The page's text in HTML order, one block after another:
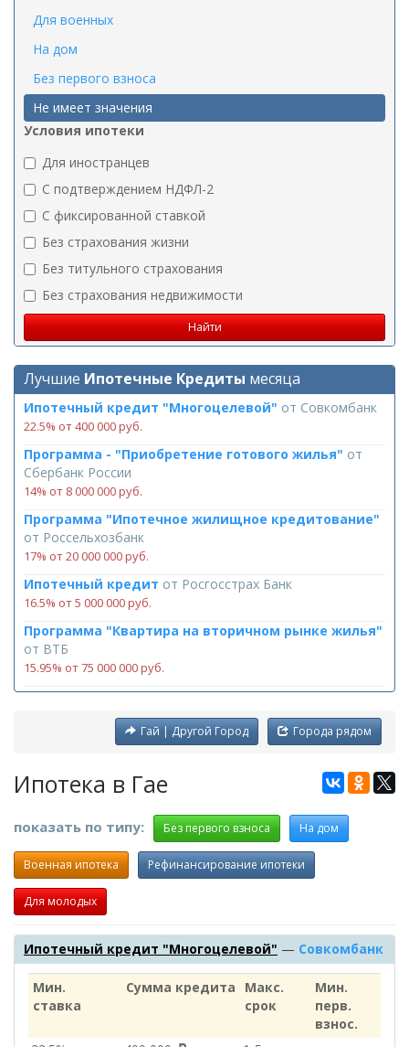
Для военных
На дом
Без первого взноса
Не имеет значения
Условия ипотеки
Для иностранцев
C подтверждением НДФЛ-2
C фиксированной ставкой
Без страхования жизни
Без титульного страхования
Без страхования недвижимости
Лучшие Ипотечные Кредиты месяца
Ипотечный кредит "Многоцелевой" от Совкомбанк
22.5% от 400 000 руб.
Программа - "Приобретение готового жилья" от
Сбербанк России
14% от 8 000 000 руб.
Программа "Ипотечное жилищное кредитование"
от Россельхозбанк
17% от 20 000 000 руб.
Ипотечный кредит от Росгосстрах Банк
16.5% от 5 000 000 руб.
Программа "Квартира на вторичном рынке жилья"
от ВТБ
15.95% от 75 000 000 руб.
Города рядом
Гай | Другой Город
Ипотека в Гае
показать по типу: Без первого взноса На дом
Военная ипотека Рефинансирование ипотеки
Для молодых
Ипотечный кредит "Многоцелевой" — Совкомбанк
Мин.
ставка
Сумма кредита
Макс.
срок
Мин.
перв.
взнос.